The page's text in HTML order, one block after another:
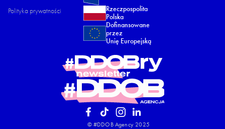
Polityka prywatności
Rzeczpospolita
Polska
Dofinansowane
przez
Unię Europejską
© #DDOB Agency 2025